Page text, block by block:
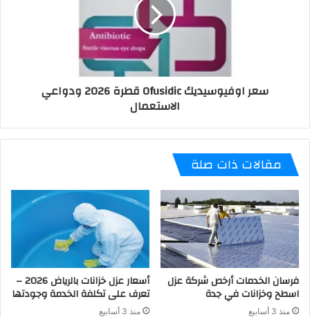
سعر اوفيوسيديك Ofusidic قطرة 2026 ودواعي
الاستعمال
مقالات ذات صلة
فرسان الخدمات أرخص شركة عزل
اسطح وخزانات في جدة
منذ 3 أسابيع
أسعار عزل خزانات بالرياض 2026 –
تعرف على تكلفة الخدمة وجودتها
منذ 3 أسابيع